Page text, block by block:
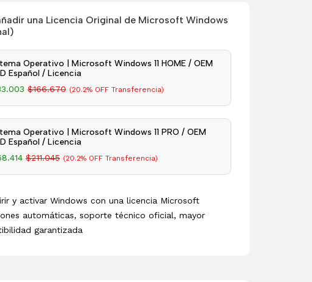
una Licencia Original de Microsoft Windows
Operativo | Microsoft Windows 11 HOME / OEM
Español / Licencia
$166.670 (20.2% OFF Transferencia)
Operativo | Microsoft Windows 11 PRO / OEM
Español / Licencia
$211.045 (20.2% OFF Transferencia)
y activar Windows con una licencia Microsoft
automáticas, soporte técnico oficial, mayor
garantizada